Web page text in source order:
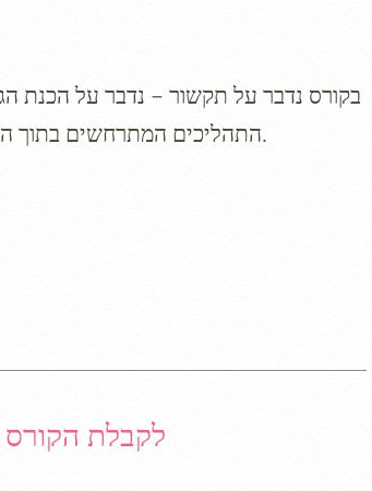
בקורס נדבר על תקשור – נדבר על הכנת
התהליכים המתרחשים בתוך המסע הזה שאנחנו עושים ליצירת תקשורת עם יישויות שאינן בגוף, ועוד, ועוד.
לקבלת הקורס